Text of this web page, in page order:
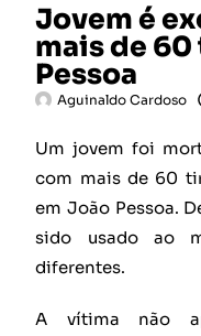
Jovem é
mais de
Pessoa
Aguinaldo Cardoso
Um jovem foi
com mais de 60
em João Pessoa.
sido usado ao
diferentes.
A vítima não